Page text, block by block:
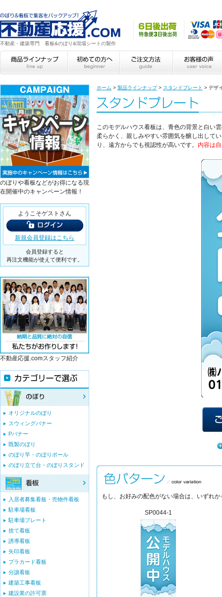
不動産・建築専門 看板&のぼり&現場シートの製作
ホーム > 製品ラインナップ> スタンドプレート > デザ
このモデルハウス看板は、青色の背景と白い
柔らかく、親しみやすい雰囲気を醸し出して
り、遠方からでも視認性が高いです。 内容は
もし、お好みの配色がない場合は、いずれ
SP0044-1
のぼりや看板などがお得になる現
在開催中のキャンペーン情報！
ようこそゲストさん
新規会員登録はこちら
会員登録すると
再注文機能が使えて便利です。
不動産応援.comスタッフ紹介
オリジナルのぼり
スウィングバナー
Pバナー
既製のぼり
のぼり竿・のぼりポール
のぼり立て台・のぼりスタンド
入居者募集看板・売物件看板
駐車場看板
駐車場プレート
捨て看板
誘導看板
矢印看板
プラカード看板
分譲看板
建築工事看板
建設業の許可票